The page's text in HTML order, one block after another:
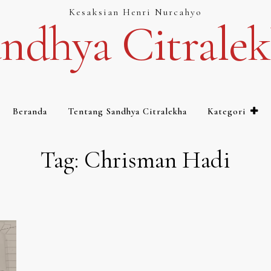
Kesaksian Henri Nurcahyo
Beranda Tentang Sandhya Citralekha Kategori
Tag: Chrisman Hadi